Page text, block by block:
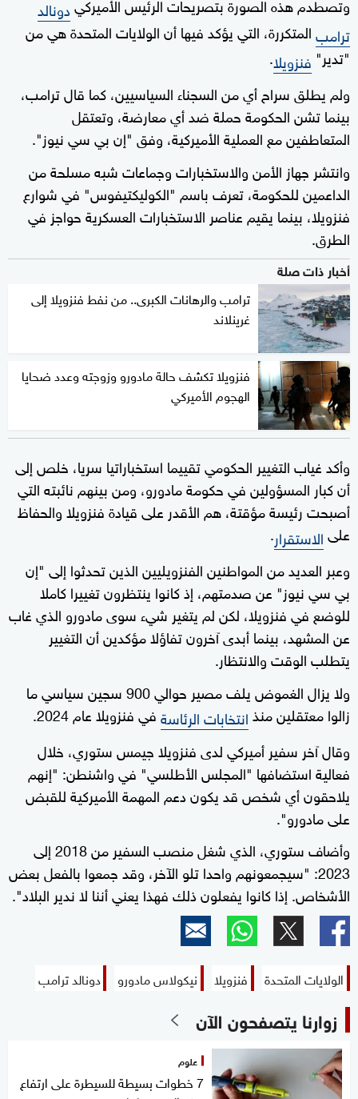
دونالد
ترامبالمتكررة، التي يؤكد فيها أن الولايات المتحدة هي من
"تدير" فنزويلا.
ولم يطلق سراح أي من السجناء السياسيين، كما قال ترامب،
بينما تشن الحكومة حملة ضد أي معارضة، وتعتقل
المتعاطفين مع العملية الأميركية، وفق "إن بي سي نيوز".
وانتشر جهاز الأمن والاستخبارات وجماعات شبه مسلحة من
الداعمين للحكومة، تعرف باسم "الكوليكتيفوس" في شوارع
فنزويلا، بينما يقيم عناصر الاستخبارات العسكرية حواجز في
الطرق.
أخبار ذات صلة
ترامب والرهانات الكبرى.. من نفط فنزويلا إلى
غرينلاند
فنزويلا تكشف حالة مادورو وزوجته وعدد ضحايا
الهجوم الأميركي
وأكد غياب التغيير الحكومي تقييما استخباراتيا سريا، خلص إلى
أن كبار المسؤولين في حكومة مادورو، ومن بينهم نائبته التي
أصبحت رئيسة مؤقتة، هم الأقدر على قيادة فنزويلا والحفاظ
علىالاستقرار.
وعبر العديد من المواطنين الفنزويليين الذين تحدثوا إلى "إن
بي سي نيوز" عن صدمتهم، إذ كانوا ينتظرون تغييرا كاملا
للوضع في فنزويلا، لكن لم يتغير شيء سوى مادورو الذي غاب
عن المشهد، بينما أبدى آخرون تفاؤلا مؤكدين أن التغيير
يتطلب الوقت والانتظار.
ولا يزال الغموض يلف مصير حوالي 900 سجين سياسي ما
زالوا معتقلين منذانتخابات الرئاسةفي فنزويلا عام 2024.
وقال آخر سفير أميركي لدى فنزويلا جيمس ستوري، خلال
فعالية استضافها "المجلس الأطلسي" في واشنطن: "إنهم
يلاحقون أي شخص قد يكون دعم المهمة الأميركية للقبض
على مادورو".
وأضاف ستوري، الذي شغل منصب السفير من 2018 إلى
2023: "سيجمعونهم واحدا تلو الآخر، وقد جمعوا بالفعل بعض
الأشخاص. إذا كانوا يفعلون ذلك فهذا يعني أننا لا ندير البلاد".
الولايات المتحدة فنزويلا نيكولاس مادورو دونالد ترامب
زوارنا يتصفحون الآن
علوم
7 خطوات بسيطة للسيطرة على ارتفاع